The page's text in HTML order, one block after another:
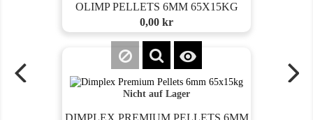
OLIMP PELLETS 6MM 65X15KG
Preis
0,00 kr

Nicht auf Lager
DIMPLEX PREMIUM PELLETS 6MM